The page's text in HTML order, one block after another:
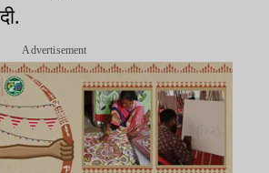
Advertisement